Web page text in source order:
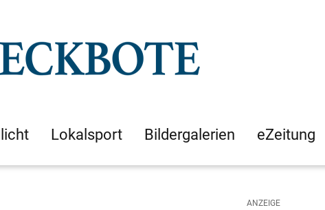
Lokalsport Bildergalerien eZeitung